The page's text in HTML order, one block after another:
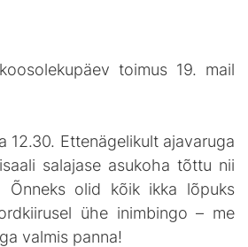
toimus 19. mail
12.30. Ettenägelikult ajavaruga
salajase asukoha tõttu nii
Õnneks olid kõik ikka lõpuks
ühe inimbingo – me
valmis panna!